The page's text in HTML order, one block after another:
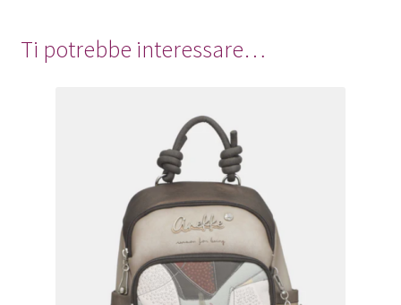
Ti potrebbe interessare…